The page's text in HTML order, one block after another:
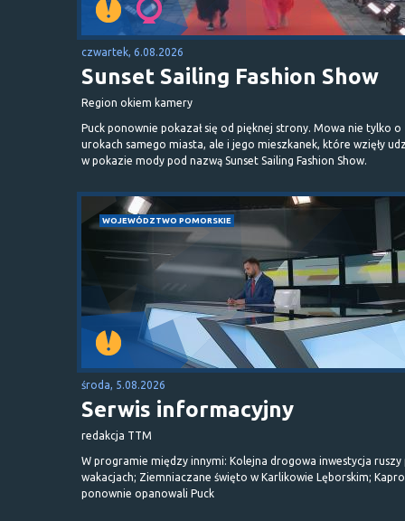
czwartek, 6.08.2026
Sunset Sailing Fashion Show
Region okiem kamery
Puck ponownie pokazał się od pięknej strony. Mowa nie tylko o
urokach samego miasta, ale i jego mieszkanek, które wzięły
w pokazie mody pod nazwą Sunset Sailing Fashion Show.
WOJEWÓDZTWO POMORSKIE
środa, 5.08.2026
Serwis informacyjny
redakcja TTM
W programie między innymi: Kolejna drogowa inwestycja ruszy
wakacjach; Ziemniaczane święto w Karlikowie Lęborskim;
ponownie opanowali Puck